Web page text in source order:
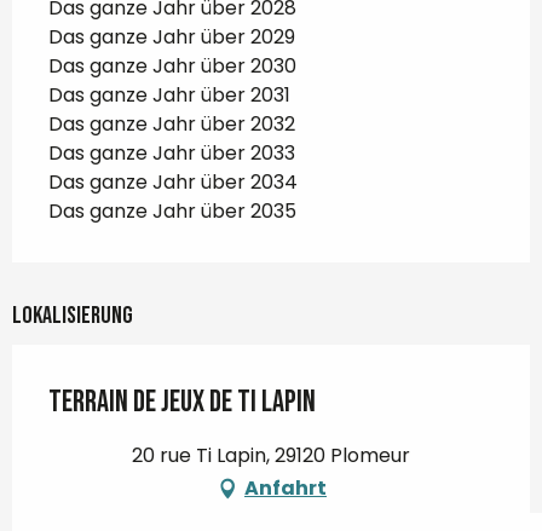
Das ganze Jahr über 2028
Das ganze Jahr über 2029
Das ganze Jahr über 2030
Das ganze Jahr über 2031
Das ganze Jahr über 2032
Das ganze Jahr über 2033
Das ganze Jahr über 2034
Das ganze Jahr über 2035
Lokalisierung
Terrain de jeux de Ti Lapin
20 rue Ti Lapin, 29120 Plomeur
Anfahrt